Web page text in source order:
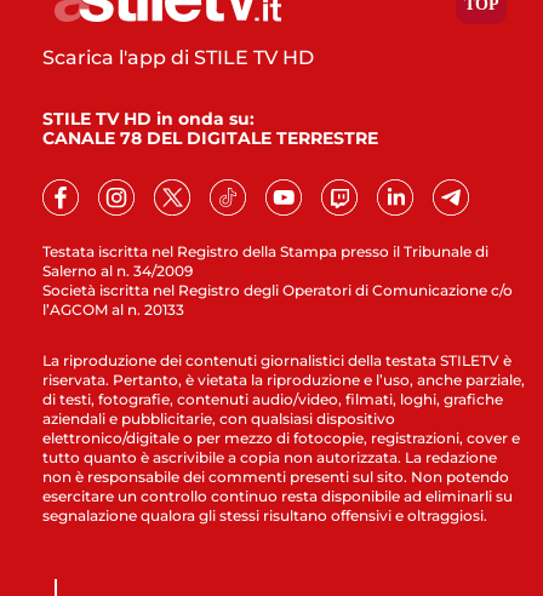
Testata iscritta nel Registro della Stampa presso il Tribunale di
Salerno al n. 34/2009
Società iscritta nel Registro degli Operatori di Comunicazione c/o
l’AGCOM al n. 20133
Scarica l'app di STILE TV HD
STILE TV HD in onda su:
CANALE 78 DEL DIGITALE TERRESTRE
La riproduzione dei contenuti giornalistici della testata STILETV è
riservata. Pertanto, è vietata la riproduzione e l’uso, anche parziale,
di testi, fotografie, contenuti audio/video, filmati, loghi, grafiche
aziendali e pubblicitarie, con qualsiasi dispositivo
elettronico/digitale o per mezzo di fotocopie, registrazioni, cover e
tutto quanto è ascrivibile a copia non autorizzata. La redazione
non è responsabile dei commenti presenti sul sito. Non potendo
esercitare un controllo continuo resta disponibile ad eliminarli su
segnalazione qualora gli stessi risultano offensivi e oltraggiosi.